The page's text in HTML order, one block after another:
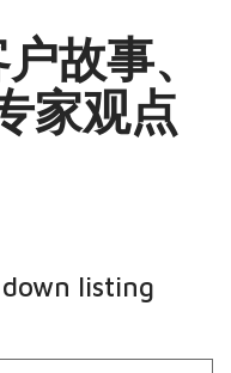
故事、
家观点
listing